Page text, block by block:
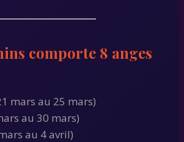
comporte 8 anges
mars au 25 mars)
au 30 mars)
au 4 avril)